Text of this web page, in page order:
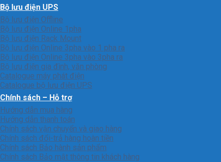
Bộ lưu điện UPS
Bộ lưu điện Offline
Bộ lưu điện Online 1pha
Bộ lưu điện Rack Mount
Bộ lưu điện Online 3pha vào 1 pha ra
Bộ lưu điện Online 3pha vào 3pha ra
Bộ lưu điện gia đình, văn phòng
Catalogue máy phát điện
Catalogue bộ lưu điện UPS
Chính sách – Hỗ trợ
Hướng dẫn mua hàng
Hướng dẫn thanh toán
Chính sách vận chuyển và giao hàng
Chính sách đổi-trả hàng hoàn tiền
Chính sách Bảo hành sản phẩm
Chính sách Bảo mật thông tin khách hàng